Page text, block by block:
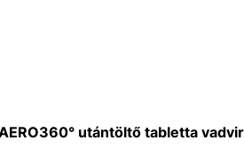
AERO360° utántöltő tabletta